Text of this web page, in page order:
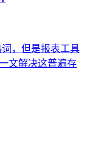
，但是报表工具
文解决这普遍存